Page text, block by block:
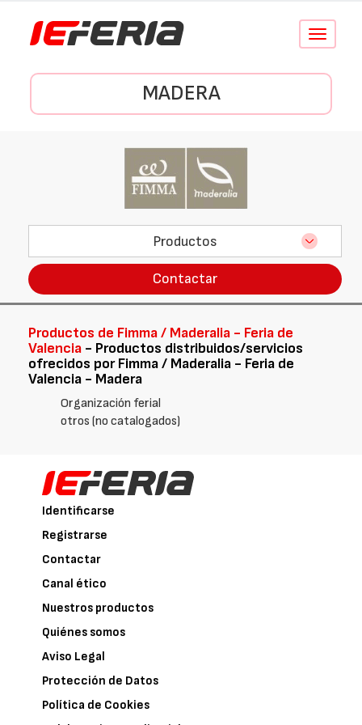
Conmutar
MADERA
Productos
Contactar
Productos de Fimma / Maderalia - Feria de
Valencia - Productos distribuidos/servicios
ofrecidos por Fimma / Maderalia - Feria de
Valencia - Madera
Organización ferial
otros (no catalogados)
Identificarse
Registrarse
Contactar
Canal ético
Nuestros productos
Quiénes somos
Aviso Legal
Protección de Datos
Política de Cookies